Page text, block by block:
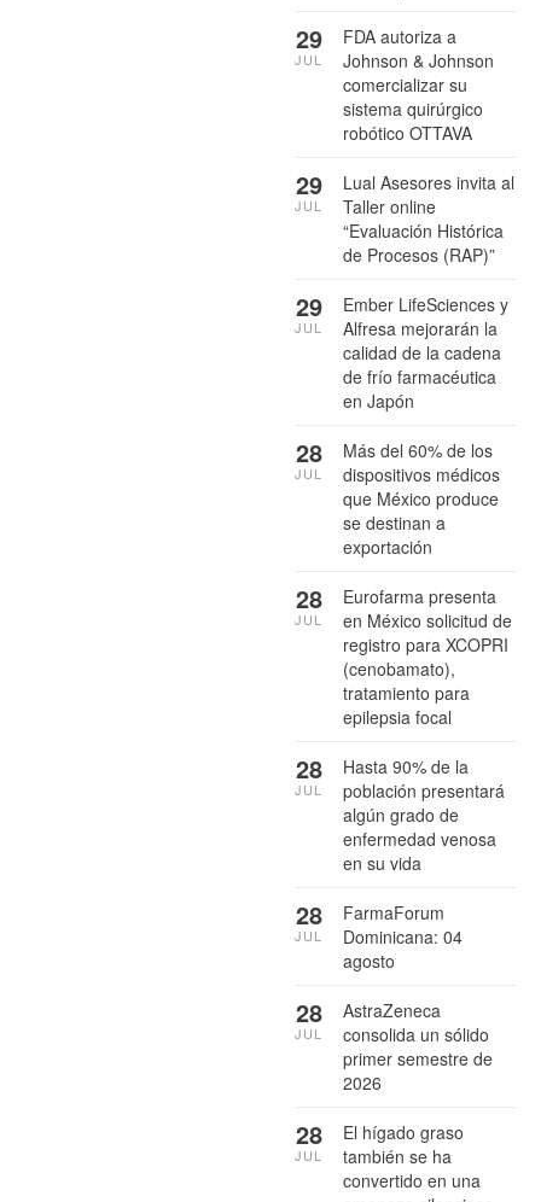
FDA autoriza a
Johnson & Johnson
comercializar su
sistema quirúrgico
robótico OTTAVA
29
JUL
Lual Asesores invita al
Taller online
“Evaluación Histórica
de Procesos (RAP)”
29
JUL
Ember LifeSciences y
Alfresa mejorarán la
calidad de la cadena
de frío farmacéutica
en Japón
29
JUL
Más del 60% de los
dispositivos médicos
que México produce
se destinan a
exportación
28
JUL
Eurofarma presenta
en México solicitud de
registro para XCOPRI
(cenobamato),
tratamiento para
epilepsia focal
28
JUL
Hasta 90% de la
población presentará
algún grado de
enfermedad venosa
en su vida
28
JUL
FarmaForum
Dominicana: 04
agosto
28
JUL
AstraZeneca
consolida un sólido
primer semestre de
2026
28
JUL
El hígado graso
también se ha
convertido en una
28
JUL